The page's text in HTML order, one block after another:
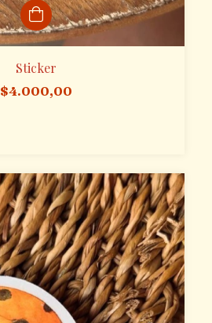
Sticker
$4.000,00